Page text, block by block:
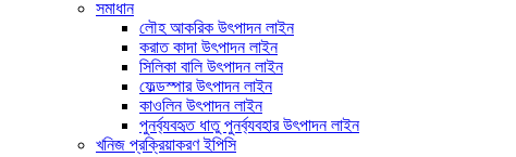
সমাধান
লৌহ আকরিক উৎপাদন লাইন
করাত কাদা উৎপাদন লাইন
সিলিকা বালি উৎপাদন লাইন
ফেল্ডস্পার উৎপাদন লাইন
কাওলিন উৎপাদন লাইন
পুনর্ব্যবহৃত ধাতু পুনর্ব্যবহার উৎপাদন লাইন
খনিজ প্রক্রিয়াকরণ ইপিসি